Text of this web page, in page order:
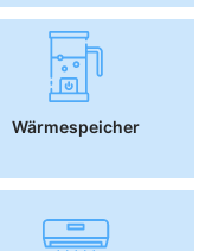
Wärmespeicher